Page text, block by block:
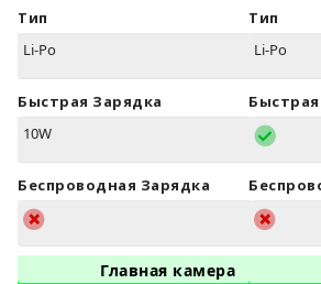
Тип
Li-Po
Быстрая Зарядка
10W
Беспроводная Зарядка
Главная камера
Тип
Li-Po